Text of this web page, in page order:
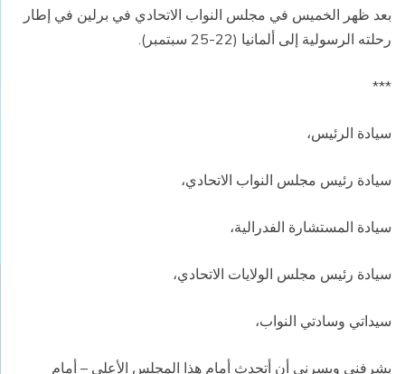
بعد ظهر الخميس في مجلس النواب الاتحادي في برلين في إطار
رحلته الرسولية إلى ألمانيا (22-25 سبتمبر).
***
سيادة الرئيس،
سيادة رئيس مجلس النواب الاتحادي،
سيادة المستشارة الفدرالية،
سيادة رئيس مجلس الولايات الاتحادي،
سيداتي وسادتي النواب،
يشرفني ويسرني أن أتحدث أمام هذا المجلس الأعلى – أمام